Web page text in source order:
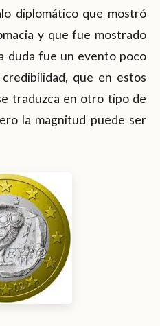
diplomático que mostró
y que fue mostrado
duda fue un evento poco
que en estos
traduzca en otro tipo de
la magnitud puede ser